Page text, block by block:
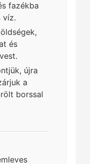
fazékba
víz.
és
újra
a
borssal